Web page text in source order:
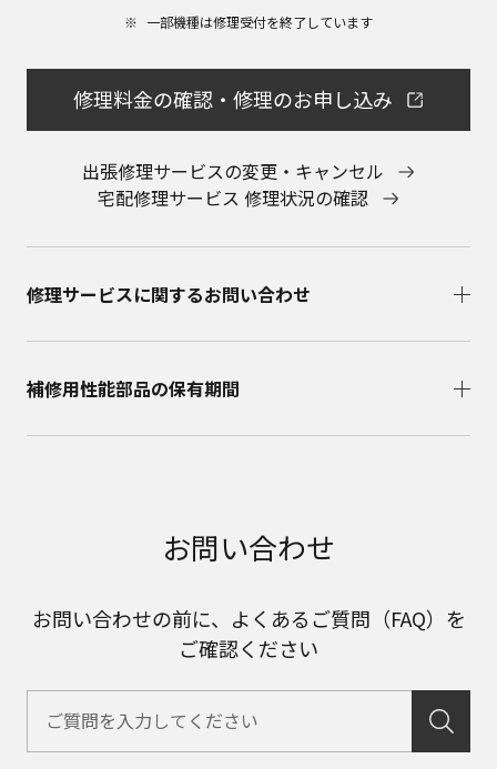
一部機種は修理受付を終了しています​
修理料金の確認・修理のお申し込み
出張修理サービスの変更・キャンセル
宅配修理サービス 修理状況の確認
修理サービスに関するお問い合わせ​
補修用性能部品の保有期間​
お問い合わせ
お問い合わせの前に、よくあるご質問（FAQ）を
ご確認ください